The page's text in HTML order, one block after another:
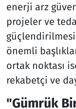
enerji arz
projeler ve
önemli
ortak noktası
rekabetçi ve
"Gümrük